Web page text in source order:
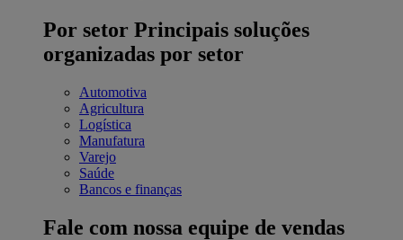
Por setor Principais soluções
organizadas por setor
Automotiva
Agricultura
Logística
Manufatura
Varejo
Saúde
Bancos e finanças
Fale com nossa equipe de vendas